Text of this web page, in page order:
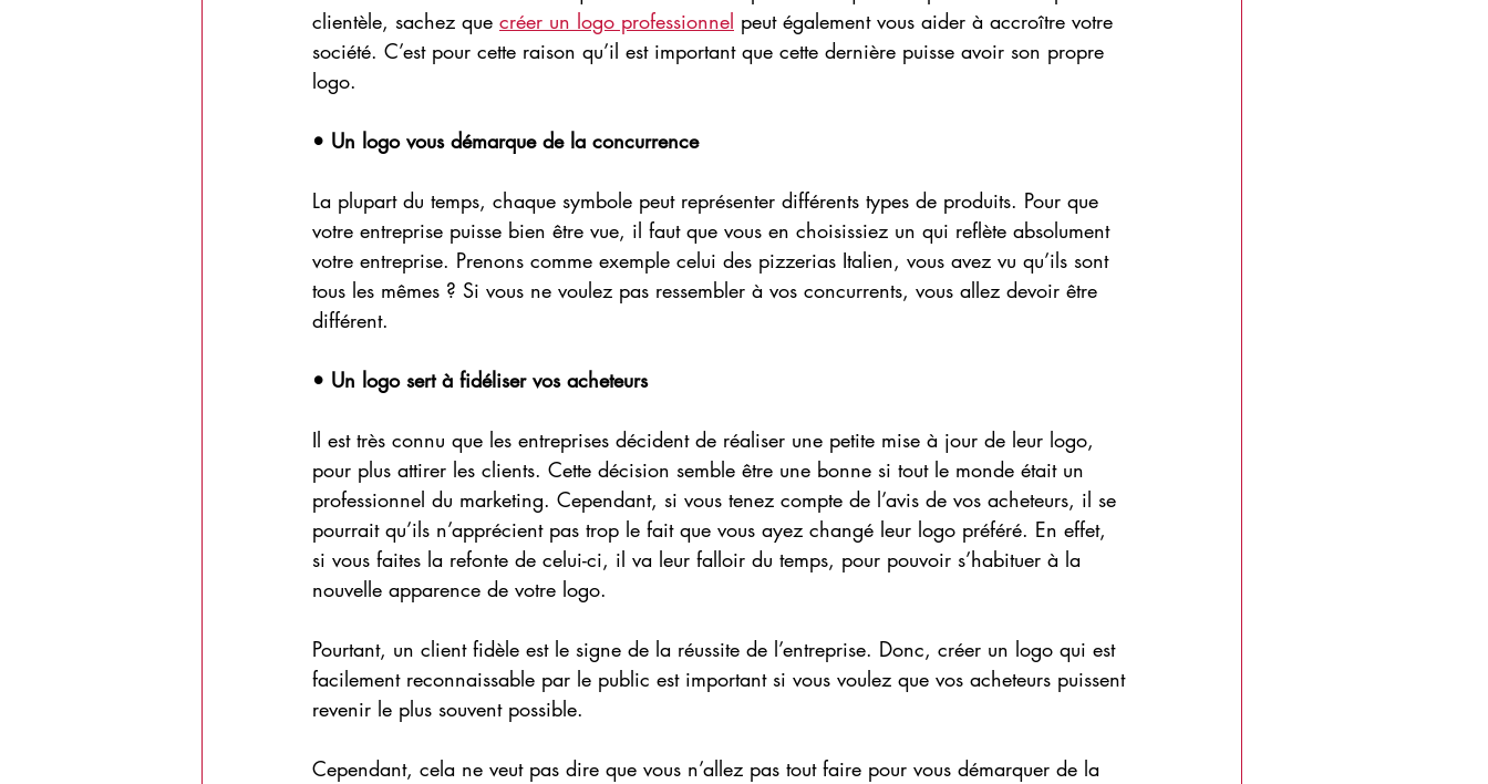
clientèle, sachez que créer un logo professionnel peut également vous aider à accroître votre
société. C’est pour cette raison qu’il est important que cette dernière puisse avoir son propre
logo.
• Un logo vous démarque de la concurrence
La plupart du temps, chaque symbole peut représenter différents types de produits. Pour que
votre entreprise puisse bien être vue, il faut que vous en choisissiez un qui reflète absolument
votre entreprise. Prenons comme exemple celui des pizzerias Italien, vous avez vu qu’ils sont
tous les mêmes ? Si vous ne voulez pas ressembler à vos concurrents, vous allez devoir être
différent.
• Un logo sert à fidéliser vos acheteurs
Il est très connu que les entreprises décident de réaliser une petite mise à jour de leur logo,
pour plus attirer les clients. Cette décision semble être une bonne si tout le monde était un
professionnel du marketing. Cependant, si vous tenez compte de l’avis de vos acheteurs, il se
pourrait qu’ils n’apprécient pas trop le fait que vous ayez changé leur logo préféré. En effet,
si vous faites la refonte de celui-ci, il va leur falloir du temps, pour pouvoir s’habituer à la
nouvelle apparence de votre logo.
Pourtant, un client fidèle est le signe de la réussite de l’entreprise. Donc, créer un logo qui est
facilement reconnaissable par le public est important si vous voulez que vos acheteurs puissent
revenir le plus souvent possible.
Cependant, cela ne veut pas dire que vous n’allez pas tout faire pour vous démarquer de la